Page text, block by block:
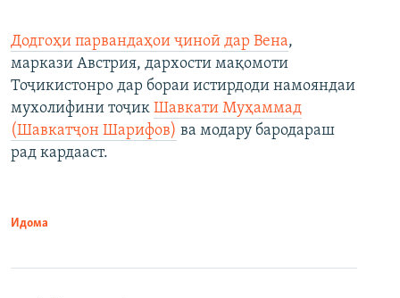
Додгоҳи парвандаҳои ҷиноӣ дар Вена,
маркази Австрия, дархости мақомоти
Тоҷикистонро дар бораи истирдоди намояндаи
мухолифини тоҷик Шавкати Муҳаммад
(Шавкатҷон Шарифов) ва модару бародараш
рад кардааст.
Идома